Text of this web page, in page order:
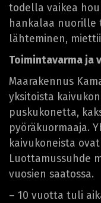
todella vaikea
hankalaa nuorille
lähteminen,
Toimintavarma ja
Maarakennus
yksitoista
puskukonetta,
pyöräkuormaaja.
kaivukoneista
Luottamussuhde
vuosien saatossa.
– 10 vuotta tuli